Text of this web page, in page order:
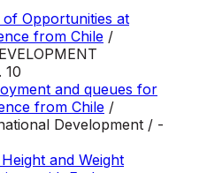
of Opportunities at
from Chile /
10
and queues for
from Chile /
Development / -
and Weight